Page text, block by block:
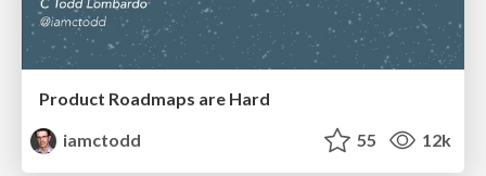
Product Roadmaps are Hard
iamctodd
55 12k